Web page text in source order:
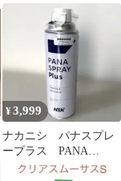
¥3,999
ナカニシ パナスプレ
ープラス PANA
SPRAY PLUS 歯科